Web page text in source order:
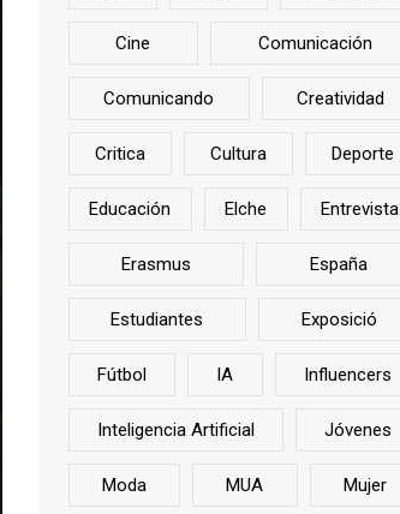
Cine Comunicación
Comunicando Creatividad
Critica Cultura Deporte
Educación Elche Entrevista
Erasmus España
Estudiantes Exposició
Fútbol IA Influencers
Inteligencia Artificial Jóvenes
Moda MUA Mujer